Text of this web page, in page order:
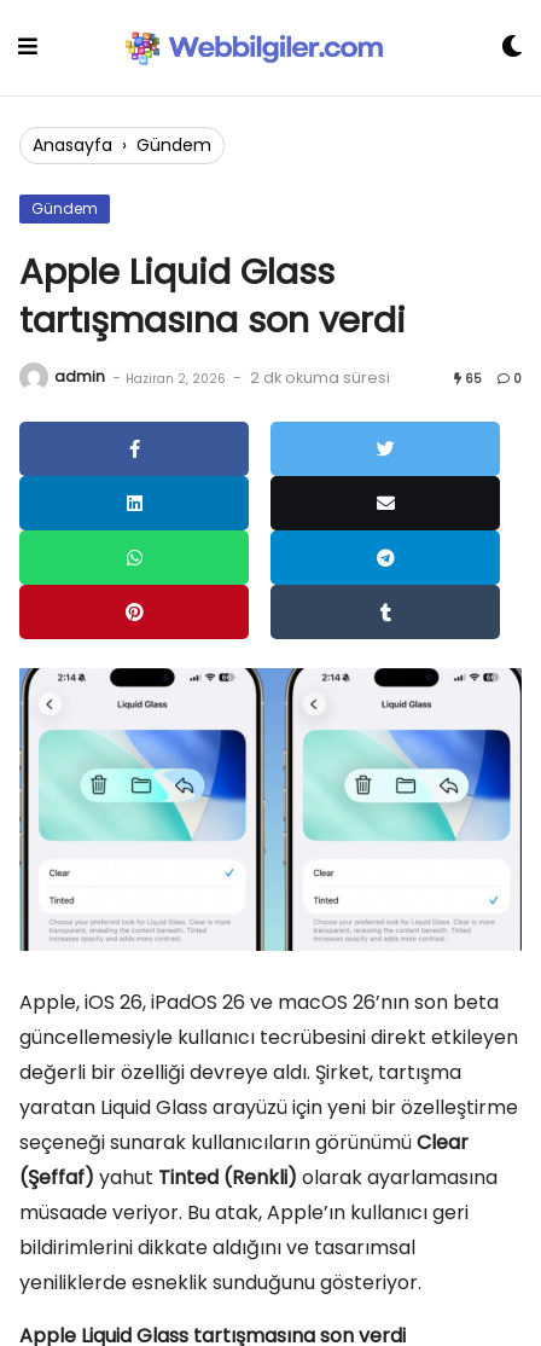
Anasayfa › Gündem
Gündem
Apple Liquid Glass
tartışmasına son verdi
admin - Haziran 2, 2026 - 2 dk okuma süresi 65 0
Apple, iOS 26, iPadOS 26 ve macOS 26’nın son beta
güncellemesiyle kullanıcı tecrübesini direkt etkileyen
değerli bir özelliği devreye aldı. Şirket, tartışma
yaratan Liquid Glass arayüzü için yeni bir özelleştirme
seçeneği sunarak kullanıcıların görünümüClear
(Şeffaf) yahut Tinted (Renkli) olarak ayarlamasına
müsaade veriyor. Bu atak, Apple’ın kullanıcı geri
bildirimlerini dikkate aldığını ve tasarımsal
yeniliklerde esneklik sunduğunu gösteriyor.
Apple Liquid Glass tartışmasına son verdi